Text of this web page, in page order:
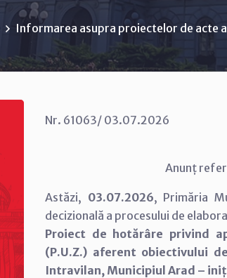
Informarea asupra proiectelor de acte
Nr. 61063/ 03.07.2026
Anunț
Astăzi, 03.07.2026, Primăria
decizională a procesului de
Proiect de hotărâre privind
(P.U.Z.) aferent obiectivului
Intravilan, Municipiul Arad –